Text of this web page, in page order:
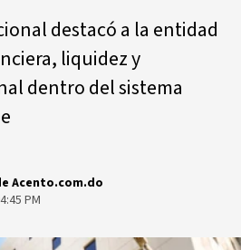
destacó a la entidad
liquidez y
dentro del sistema
Acento.com.do
PM